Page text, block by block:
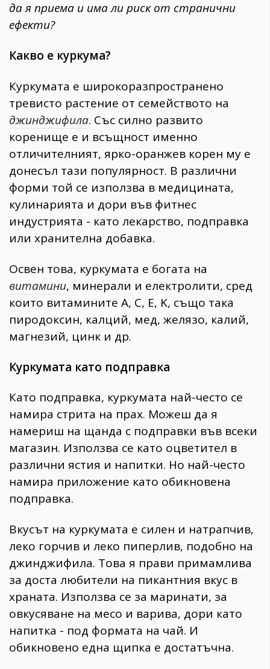
да я приема и има ли риск от странични
ефекти?
Какво е куркума?
Куркумата е широкоразпространено
тревисто растение от семейството на
джинджифила. Със силно развито
коренище е и всъщност именно
отличителният, ярко-оранжев корен му е
донесъл тази популярност. В различни
форми той се използва в медицината,
кулинарията и дори във фитнес
индустрията - като лекарство, подправка
или хранителна добавка.
Освен това, куркумата е богата на
витамини, минерали и електролити, сред
които витамините А, C, E, K, също така
пиродоксин, калций, мед, желязо, калий,
магнезий, цинк и др.
Куркумата като подправка
Като подправка, куркумата най-често се
намира стрита на прах. Можеш да я
намериш на щанда с подправки във всеки
магазин. Използва се като оцветител в
различни ястия и напитки. Но най-често
намира приложение като обикновена
подправка.
Вкусът на куркумата е силен и натрапчив,
леко горчив и леко пиперлив, подобно на
джинджифила. Това я прави примамлива
за доста любители на пикантния вкус в
храната. Използва се за маринати, за
овкусяване на месо и варива, дори като
напитка - под формата на чай. И
обикновено една щипка е достатъчна.